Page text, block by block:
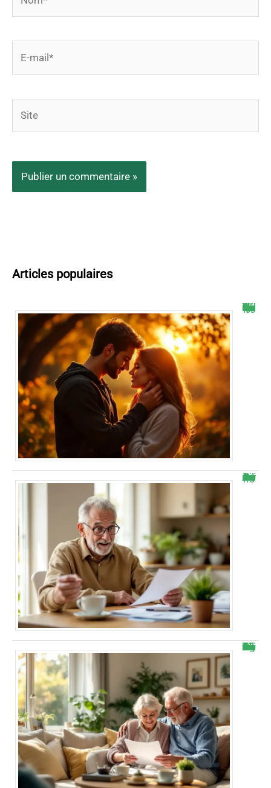
Articles populaires
Selon les astres, ce signe astrologique va vivre une passion inoubliable début octobre
Retraite Agirc-Arrco : il découvre une hausse surprise sur sa pension de novembre
Bonne nouvelle : voici combien vous allez vraiment toucher avec la hausse Agirc-Arrco dès novembre